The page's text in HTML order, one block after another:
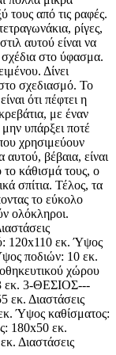
τους από τις ραφές.
ρίγες,
αυτού είναι να
στο ύφασμα.
Δίνει
σχεδιασμό. Το
ότι πέφτει η
με έναν
υπάρξει ποτέ
χρησιμεύουν
αυτού, βέβαια, είναι
κάθισμά τους, ο
σπίτια. Τέλος, τα
το εύκολο
ολόκληροι.
120x110 εκ. Ύψος
ποδιών: 10 εκ.
χώρου
εκ. 3-ΘΕΣΙΟΣ---
εκ. Διαστάσεις
Ύψος καθίσματος:
180x50 εκ.
Διαστάσεις